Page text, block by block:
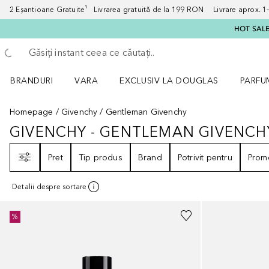
2 Eșantioane Gratuite¹ Livrarea gratuită de la 199 RON Livrare aprox.
HOT
Înapoi
Executați căutarea
BRANDURI
VARA
EXCLUSIV LA DOUGLAS
Homepage
Givenchy Gentleman Givenchy
GIVENCHY - GENTLEMAN
GIVENCHY - GENTLEMAN
Pret
Tip produs Brand Potrivit pentru
Detalii despre sortare
%